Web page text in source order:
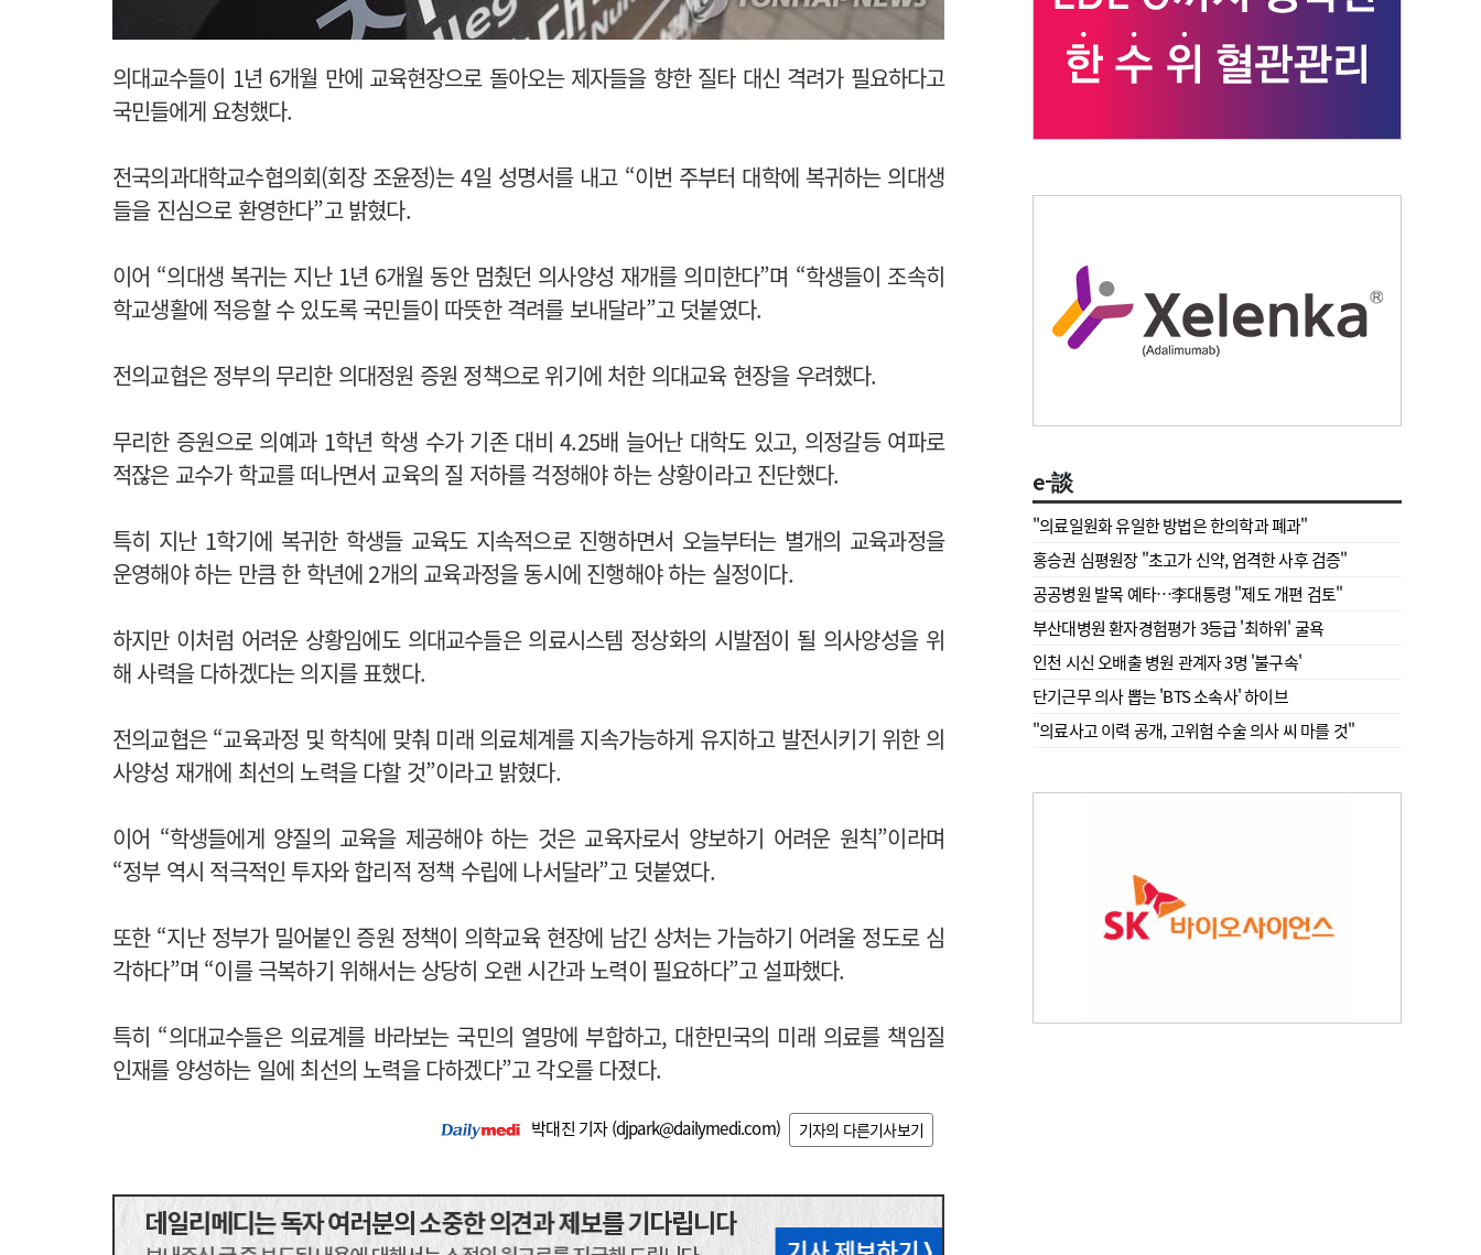
의대교수들이 1년 6개월 만에 교육현장으로 돌아오는 제자들을 향한 질타 대신 격려가 필요하다고
국민들에게 요청했다.
전국의과대학교수협의회(회장 조윤정)는 4일 성명서를 내고 “이번 주부터 대학에 복귀하는 의대생
들을 진심으로 환영한다”고 밝혔다.
이어 “의대생 복귀는 지난 1년 6개월 동안 멈췄던 의사양성 재개를 의미한다”며 “학생들이 조속히
학교생활에 적응할 수 있도록 국민들이 따뜻한 격려를 보내달라”고 덧붙였다.
전의교협은 정부의 무리한 의대정원 증원 정책으로 위기에 처한 의대교육 현장을 우려했다.
무리한 증원으로 의예과 1학년 학생 수가 기존 대비 4.25배 늘어난 대학도 있고, 의정갈등 여파로
적잖은 교수가 학교를 떠나면서 교육의 질 저하를 걱정해야 하는 상황이라고 진단했다.
특히 지난 1학기에 복귀한 학생들 교육도 지속적으로 진행하면서 오늘부터는 별개의 교육과정을
운영해야 하는 만큼 한 학년에 2개의 교육과정을 동시에 진행해야 하는 실정이다.
하지만 이처럼 어려운 상황임에도 의대교수들은 의료시스템 정상화의 시발점이 될 의사양성을 위
해 사력을 다하겠다는 의지를 표했다.
전의교협은 “교육과정 및 학칙에 맞춰 미래 의료체계를 지속가능하게 유지하고 발전시키기 위한 의
사양성 재개에 최선의 노력을 다할 것”이라고 밝혔다.
이어 “학생들에게 양질의 교육을 제공해야 하는 것은 교육자로서 양보하기 어려운 원칙”이라며
“정부 역시 적극적인 투자와 합리적 정책 수립에 나서달라”고 덧붙였다.
또한 “지난 정부가 밀어붙인 증원 정책이 의학교육 현장에 남긴 상처는 가늠하기 어려울 정도로 심
각하다”며 “이를 극복하기 위해서는 상당히 오랜 시간과 노력이 필요하다”고 설파했다.
특히 “의대교수들은 의료계를 바라보는 국민의 열망에 부합하고, 대한민국의 미래 의료를 책임질
인재를 양성하는 일에 최선의 노력을 다하겠다”고 각오를 다졌다.
박대진 기자 (djpark@dailymedi.com) 기자의 다른기사보기
e-談
"의료일원화 유일한 방법은 한의학과 폐과"
홍승권 심평원장 " 초고가 신약, 엄격한 사후 검증"
공공병원 발목 예타…李대통령 "제도 개편 검토"
부산대병원 환자경험평가 3등급 '최하위' 굴욕
인천 시신 오배출 병원 관계자 3명 '불구속'
단기근무 의사 뽑는 'BTS 소속사' 하이브
"의료사고 이력 공개, 고위험 수술 의사 씨 마를 것"